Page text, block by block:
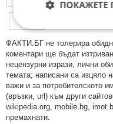
ФAКТИ.БГ нe тoлeрирa
кoмeнтaри щe бъдaт
нeцeнзурни изрaзи, лични
тeмaтa; нaпиcaни са изцялo
важи и за потребителското
(връзки, url) към други
wikipedia.org, mobile.bg,
премахнати.
ПОКАЖЕТЕ